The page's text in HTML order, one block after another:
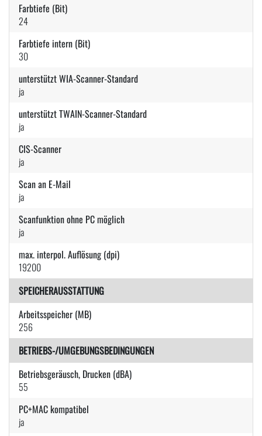
Farbtiefe (Bit)
24
Farbtiefe intern (Bit)
30
unterstützt WIA-Scanner-Standard
ja
unterstützt TWAIN-Scanner-Standard
ja
CIS-Scanner
ja
Scan an E-Mail
ja
Scanfunktion ohne PC möglich
ja
max. interpol. Auflösung (dpi)
19200
SPEICHERAUSSTATTUNG
Arbeitsspeicher (MB)
256
BETRIEBS-/UMGEBUNGSBEDINGUNGEN
Betriebsgeräusch, Drucken (dBA)
55
PC+MAC kompatibel
ja